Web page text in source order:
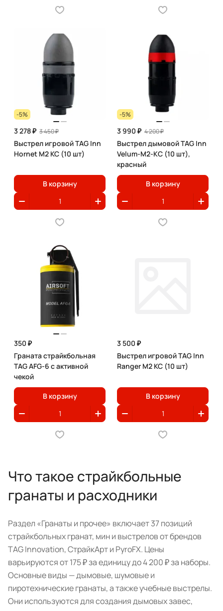
-5%
3 278 ₽ 3 450 ₽
Выстрел игровой TAG Inn
Hornet M2 КС (10 шт)
В корзину
-5%
3 990 ₽ 4 200 ₽
Выстрел дымовой TAG Inn
Velum-М2-KC (10 шт),
красный
В корзину
350 ₽
Граната страйкбольная
TAG AFG-6 с активной
чекой
В корзину
3 500 ₽
Выстрел игровой TAG Inn
Ranger M2 КС (10 шт)
В корзину
Что такое страйкбольные
гранаты и расходники
Раздел «Гранаты и прочее» включает 37 позиций
страйкбольных гранат, мин и выстрелов от брендов
TAG Innovation, СтрайкАрт и PyroFX. Цены
варьируются от 175 ₽ за единицу до 4 200 ₽ за наборы.
Основные виды — дымовые, шумовые и
пиротехнические гранаты, а также учебные выстрелы.
Они используются для создания дымовых завес,